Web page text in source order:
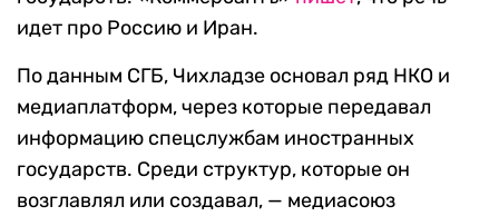
идет про Россию и Иран.
По данным СГБ, Чихладзе основал ряд НКО и
медиаплатформ, через которые передавал
информацию спецслужбам иностранных
государств. Среди структур, которые он
возглавлял или создавал, — медиасоюз